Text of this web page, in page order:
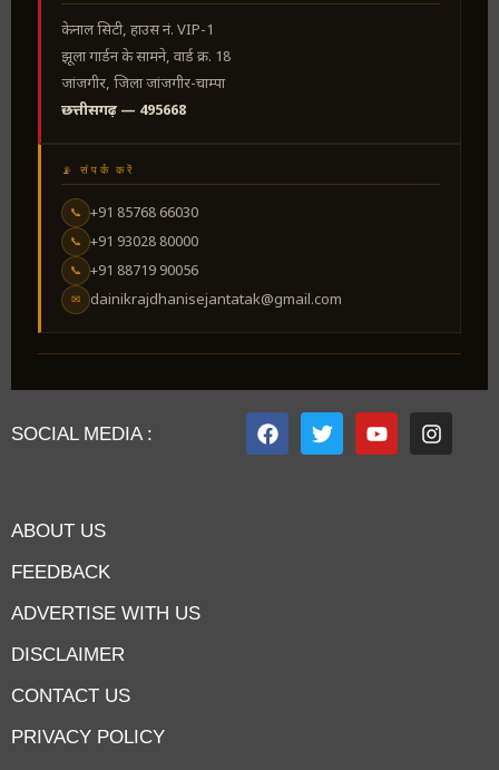
केनाल सिटी, हाउस नं. VIP-1
झूला गार्डन के सामने, वार्ड क्र. 18
जांजगीर, जिला जांजगीर-चाम्पा
छत्तीसगढ़ — 495668
📡 संपर्क करें
📞 +91 85768 66030
📞 +91 93028 80000
📞 +91 88719 90056
✉ dainikrajdhanisejantatak@gmail.com
SOCIAL MEDIA :
ABOUT US
FEEDBACK
ADVERTISE WITH US
DISCLAIMER
CONTACT US
PRIVACY POLICY